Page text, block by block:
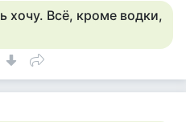
хочу. Всё, кроме водки,